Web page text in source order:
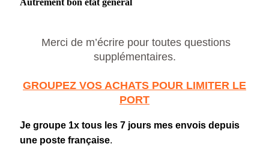
Autrement bon état général
Merci de m’écrire pour toutes questions
supplémentaires.
GROUPEZ VOS ACHATS POUR LIMITER LE
PORT
Je groupe 1x tous les 7 jours mes envois depuis
une poste française.